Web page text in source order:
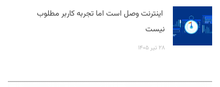
اینترنت وصل است اما تجربه کاربر مطلوب
نیست
۲۸ تیر ۱۴۰۵